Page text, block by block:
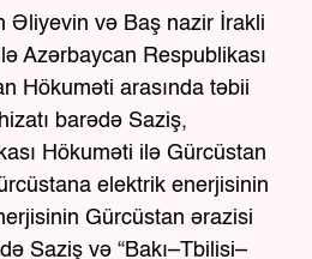
Əliyevin və Baş nazir İrakli
Azərbaycan Respublikası
Hökuməti arasında təbii
barədə Saziş,
Hökuməti ilə Gürcüstan
elektrik enerjisinin
Gürcüstan ərazisi
Saziş və “Bakı–Tbilisi–